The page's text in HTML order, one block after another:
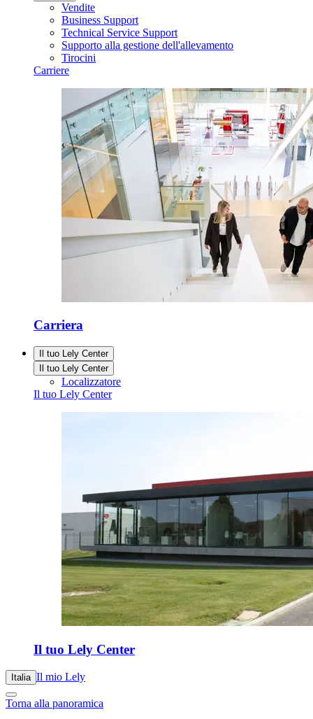
Vendite
Business Support
Technical Service Support
Supporto alla gestione dell'allevamento
Tirocini
Carriere
Carriera
Il tuo Lely Center
Il tuo Lely Center
Localizzatore
Il tuo Lely Center
Il tuo Lely Center
Italia Il mio Lely
Torna alla panoramica